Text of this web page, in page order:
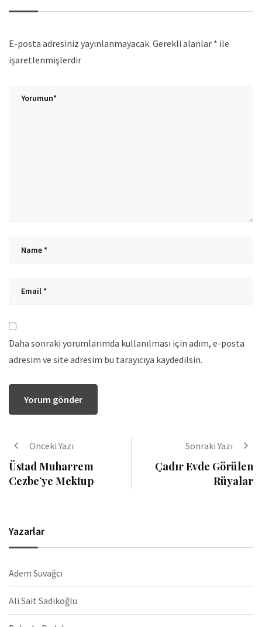
E-posta adresiniz yayınlanmayacak. Gerekli alanlar * ile
işaretlenmişlerdir
Daha sonraki yorumlarımda kullanılması için adım, e-posta
adresim ve site adresim bu tarayıcıya kaydedilsin.
Önceki Yazı
Üstad Muharrem
Cezbe’ye Mektup
Sonraki Yazı
Çadır Evde Görülen
Rüyalar
Yazarlar
Adem Suvağcı
Ali Sait Sadıkoğlu